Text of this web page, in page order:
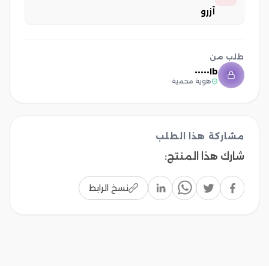
أزرو
طلب من
Ib•••••
هوية محمية
مشاركة هذا الطلب
شارك هذا المنتج:
نسخ الرابط